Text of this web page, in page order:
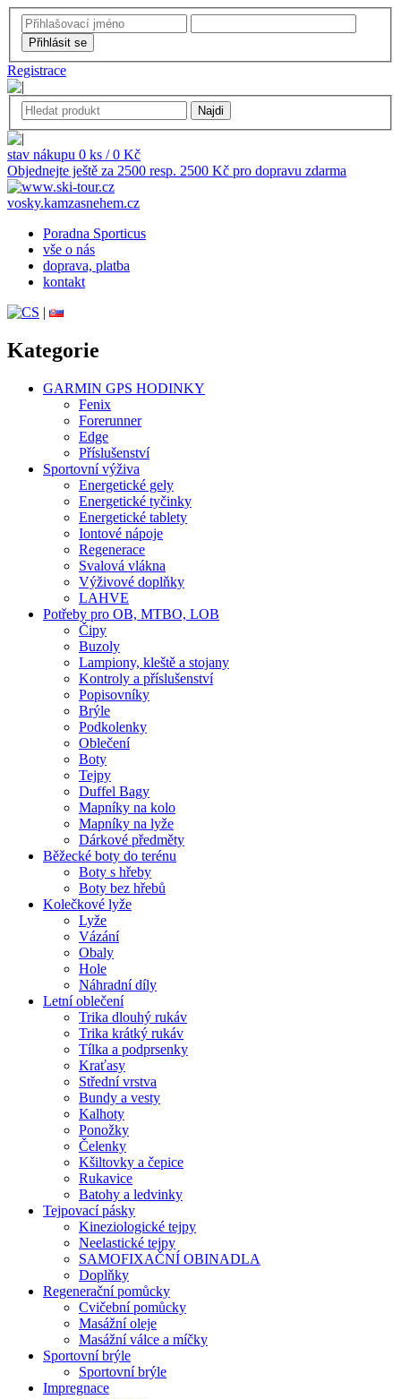
Registrace
stav nákupu 0 ks / 0 Kč
Objednejte ještě za 2500 resp. 2500 Kč pro dopravu zdarma
vosky.kamzasnehem.cz
Poradna Sporticus
vše o nás
doprava, platba
kontakt
|
Kategorie
GARMIN GPS HODINKY
Fenix
Forerunner
Edge
Příslušenství
Sportovní výživa
Energetické gely
Energetické tyčinky
Energetické tablety
Iontové nápoje
Regenerace
Svalová vlákna
Výživové doplňky
LAHVE
Potřeby pro OB, MTBO, LOB
Čipy
Buzoly
Lampiony, kleště a stojany
Kontroly a příslušenství
Popisovníky
Brýle
Podkolenky
Oblečení
Boty
Tejpy
Duffel Bagy
Mapníky na kolo
Mapníky na lyže
Dárkové předměty
Běžecké boty do terénu
Boty s hřeby
Boty bez hřebů
Kolečkové lyže
Lyže
Vázání
Obaly
Hole
Náhradní díly
Letní oblečení
Trika dlouhý rukáv
Trika krátký rukáv
Tílka a podprsenky
Kraťasy
Střední vrstva
Bundy a vesty
Kalhoty
Ponožky
Čelenky
Kšiltovky a čepice
Rukavice
Batohy a ledvinky
Tejpovací pásky
Kineziologické tejpy
Neelastické tejpy
SAMOFIXAČNÍ OBINADLA
Doplňky
Regenerační pomůcky
Cvičební pomůcky
Masážní oleje
Masážní válce a míčky
Sportovní brýle
Sportovní brýle
Impregnace